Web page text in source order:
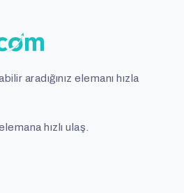
aradığınız elemanı hızla
hızlı ulaş.